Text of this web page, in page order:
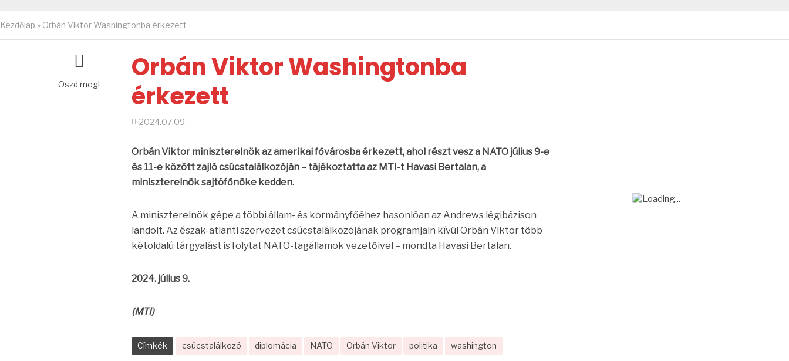
Kezdőlap » Orbán Viktor Washingtonba érkezett
Oszd meg!
Orbán Viktor Washingtonba
érkezett
2024.07.09.
Orbán Viktor miniszterelnök az amerikai fővárosba érkezett, ahol részt vesz a NATO július 9-e
és 11-e között zajló csúcstalálkozóján – tájékoztatta az MTI-t Havasi Bertalan, a
miniszterelnök sajtófőnöke kedden.
A miniszterelnök gépe a többi állam- és kormányfőéhez hasonlóan az Andrews légibázison
landolt. Az észak-atlanti szervezet csúcstalálkozójának programjain kívül Orbán Viktor több
kétoldalú tárgyalást is folytat NATO-tagállamok vezetőivel – mondta Havasi Bertalan.
2024. július 9.
(MTI)
Címkék csúcstalálkozó diplomácia NATO Orbán Viktor politika washington